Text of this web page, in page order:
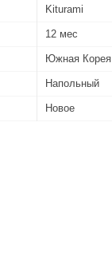
Kiturami
12 мес
Южная Корея
Напольный
Новое